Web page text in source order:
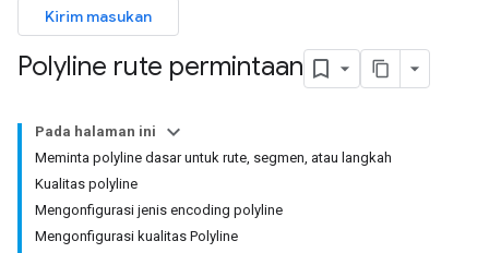
Kirim masukan
Polyline rute permintaan
Pada halaman ini
Meminta polyline dasar untuk rute, segmen, atau langkah
Kualitas polyline
Mengonfigurasi jenis encoding polyline
Mengonfigurasi kualitas Polyline